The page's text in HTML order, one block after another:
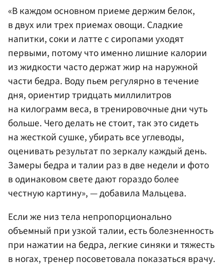
«В каждом основном приеме держим белок,
в двух или трех приемах овощи. Сладкие
напитки, соки и латте с сиропами уходят
первыми, потому что именно лишние калории
из жидкости часто держат жир на наружной
части бедра. Воду пьем регулярно в течение
дня, ориентир тридцать миллилитров
на килограмм веса, в тренировочные дни чуть
больше. Чего делать не стоит, так это сидеть
на жесткой сушке, убирать все углеводы,
оценивать результат по зеркалу каждый день.
Замеры бедра и талии раз в две недели и фото
в одинаковом свете дают гораздо более
честную картину», — добавила Мальцева.
Если же низ тела непропорционально
объемный при узкой талии, есть болезненность
при нажатии на бедра, легкие синяки и тяжесть
в ногах, тренер посоветовала показаться врачу.